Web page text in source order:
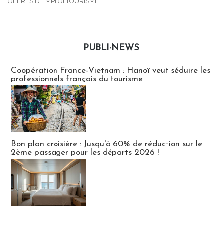
PUBLI-NEWS
Coopération France-Vietnam : Hanoï veut séduire les
professionnels français du tourisme
Bon plan croisière : Jusqu'à 60% de réduction sur le
2ème passager pour les départs 2026 !